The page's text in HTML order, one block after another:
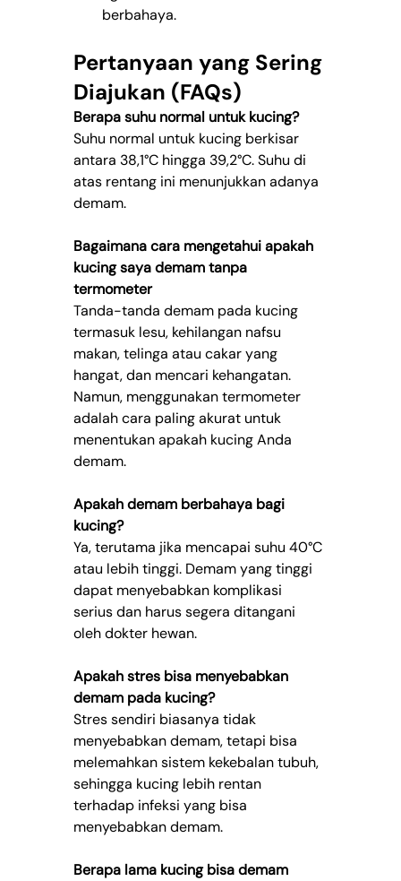
berbahaya.
Pertanyaan yang Sering
Diajukan (FAQs)
Berapa suhu normal untuk kucing?
Suhu normal untuk kucing berkisar
antara 38,1°C hingga 39,2°C. Suhu di
atas rentang ini menunjukkan adanya
demam.
Bagaimana cara mengetahui apakah
kucing saya demam tanpa
termometer
Tanda-tanda demam pada kucing
termasuk lesu, kehilangan nafsu
makan, telinga atau cakar yang
hangat, dan mencari kehangatan.
Namun, menggunakan termometer
adalah cara paling akurat untuk
menentukan apakah kucing Anda
demam.
Apakah demam berbahaya bagi
kucing?
Ya, terutama jika mencapai suhu 40°C
atau lebih tinggi. Demam yang tinggi
dapat menyebabkan komplikasi
serius dan harus segera ditangani
oleh dokter hewan.
Apakah stres bisa menyebabkan
demam pada kucing?
Stres sendiri biasanya tidak
menyebabkan demam, tetapi bisa
melemahkan sistem kekebalan tubuh,
sehingga kucing lebih rentan
terhadap infeksi yang bisa
menyebabkan demam.
Berapa lama kucing bisa demam